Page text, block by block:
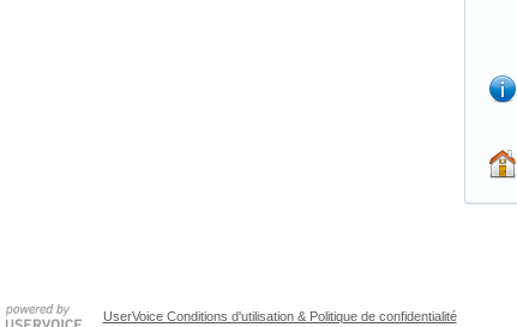
UserVoice Conditions d'utilisation & Politique de confidentialité